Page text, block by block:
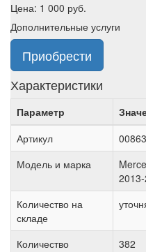
Цена: 1 000 руб.
Дополнительные услуги
Приобрести
Характеристики
Параметр
Артикул
Модель и марка
Количество на
складе
Количество
382